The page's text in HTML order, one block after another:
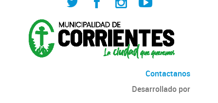
Contactanos
Desarrollado por